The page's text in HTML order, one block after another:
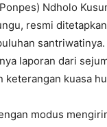
Ndholo
resmi
santriwatinya.
laporan dari
keterangan kuasa
modus